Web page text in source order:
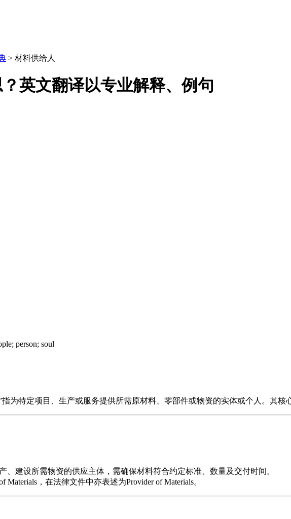
> 材料供给人
英文翻译以专业解释、例句
person; soul
为特定项目、生产或服务提供所需原材料、零部件或物资的实体或个人。其核
、建设所需物资的供应主体，需确保材料符合约定标准、数量及交付时间。
Materials，在法律文件中亦表述为Provider of Materials。